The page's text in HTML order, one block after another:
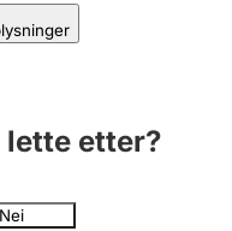
lette etter?
Nei